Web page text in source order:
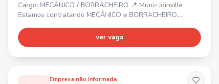
Cargo: MECÂNICO / BORRACHEIRO 📍 Muniz Joinville
Estamos contratando MECÂNICO e BORRACHEIRO.
informado.
ver vaga
Empresa não informada